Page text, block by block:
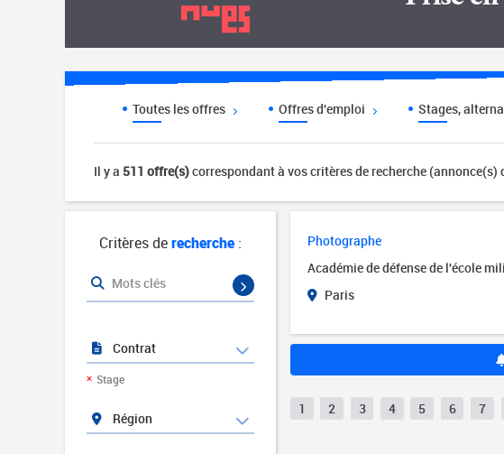
Toutes les offres Offres d'emploi Stages,
Il y a 511 offre(s)correspondant à vos critères de recherche (annonce(s)
Photographe
Académie de défense de l'école
Paris
1 2 3 4 5 6 7
Critères derecherche:
Mots clés
Contrat
Stage
Région